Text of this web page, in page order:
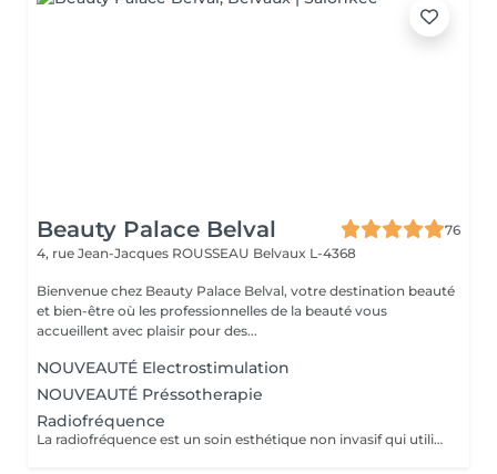
Beauty Palace Belval
76
4, rue Jean-Jacques ROUSSEAU Belvaux L-4368
Bienvenue chez Beauty Palace Belval, votre destination beauté
et bien-être où les professionnelles de la beauté vous
accueillent avec plaisir pour des...
NOUVEAUTÉ Electrostimulation
NOUVEAUTÉ Préssotherapie
Radiofréquence
La radiofréquence est un soin esthétique non invasif qui utilise des ondes électromagnétiques pour chauffer en profondeur les tissus cutanés. Cette chaleur stimule la production naturelle de collagène et d'élastine, ce qui raffermit la peau et améliore son élasticité. Objectifs: effet tenseur immédiat, raffermissement des zones relâchées (visage, cou, décolleté, bras, ventre, cuisses...) Soin indolore, résultats progressifs et naturels. Recommandations: une cure de plusieurs séances est conseillée pour un résultat durable, accompagnée d'un entretien régulier.